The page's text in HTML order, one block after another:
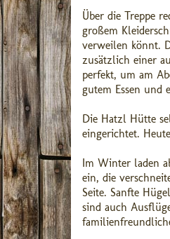
Über die Treppe
großem
verweilen könnt.
zusätzlich einer
perfekt, um am
gutem Essen und
Die Hatzl Hütte
eingerichtet.
Im Winter laden
ein, die
Seite. Sanfte
sind auch